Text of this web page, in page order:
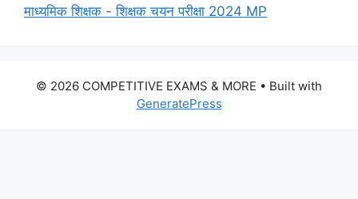
माध्यमिक शिक्षक - शिक्षक चयन परीक्षा 2024 MP
© 2026 COMPETITIVE EXAMS & MORE • Built with
GeneratePress